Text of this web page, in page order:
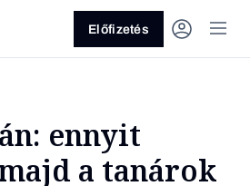
Előfizetés
ennyit
a tanárok